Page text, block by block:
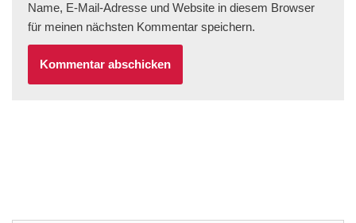
Name, E-Mail-Adresse und Website in diesem Browser
für meinen nächsten Kommentar speichern.